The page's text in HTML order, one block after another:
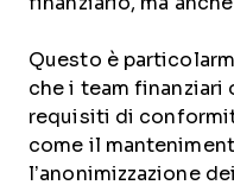
Questo è
che i team
requisiti di
come il
l’anonimizzazione dei